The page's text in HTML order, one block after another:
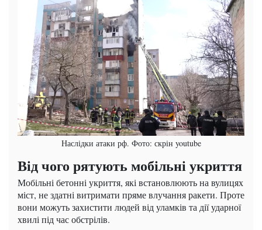
Наслідки атаки рф. Фото: скрін youtube
Від чого рятують мобільні укриття
Мобільні бетонні укриття, які встановлюють на вулицях
міст, не здатні витримати пряме влучання ракети. Проте
вони можуть захистити людей від уламків та дії ударної
хвилі під час обстрілів.